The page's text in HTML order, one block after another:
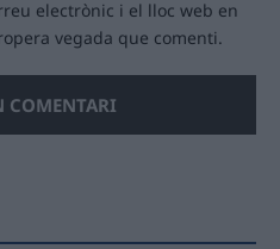
electrònic i el lloc web en
vegada que comenti.